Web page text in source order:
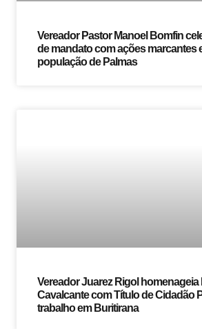
Vereador Pastor Manoel Bomfin
de mandato com ações marcantes
população de Palmas
Vereador Juarez Rigol homenageia
Cavalcante com Título de Cidadão
trabalho em Buritirana